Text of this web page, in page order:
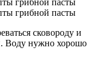
сковороду и
Воду нужно хорошо